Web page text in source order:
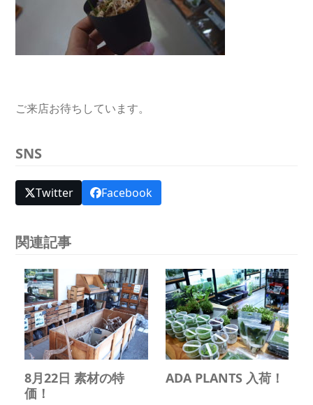
ご来店お待ちしています。
SNS
Twitter Facebook
関連記事
8月22日 素材の特
価！
ADA PLANTS 入荷！